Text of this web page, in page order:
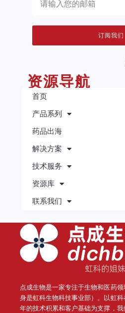
订阅我们
资源导航
首页
产品系列
药品出海
解决方案
技术服务
资源库
联系我们
点成生物是一家专注于生物和医药
身是虹科生物科技事业部）。
以虹
年的技术积累和客户基础为支撑，